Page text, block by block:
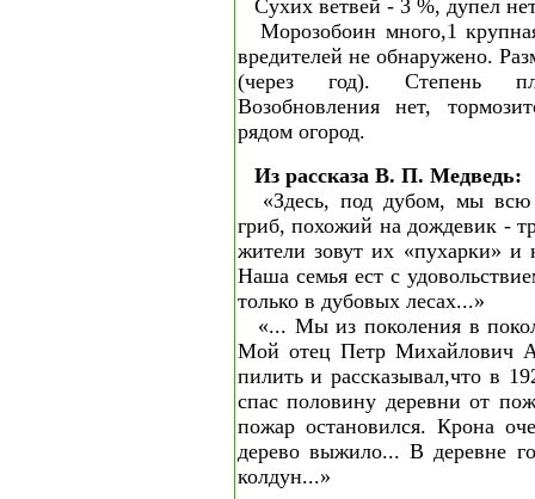
Сухих ветвей - 3 %, дупел
Морозобоин много,1
вредителей не обнаружено.
(через год). Степень
Возобновления нет,
рядом огород.
Из рассказа В. П. Медведь:
«Здесь, под дубом, мы
гриб, похожий на дождевик -
жители зовут их «пухарки»
Наша семья ест с
только в дубовых лесах...»
«... Мы из поколения в
Мой отец Петр Михайлович
пилить и рассказывал,что в
спас половину деревни от
пожар остановился. Крона
дерево выжило... В деревне
колдун...»